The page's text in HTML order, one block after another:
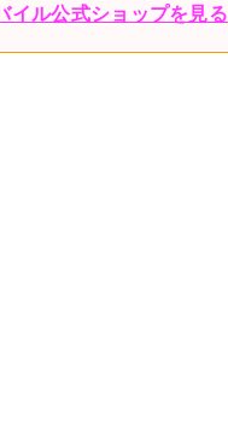
イル公式ショップを見る